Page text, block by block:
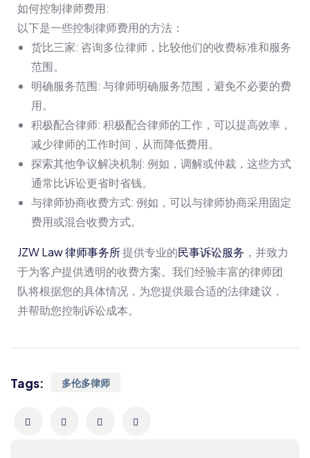
如何控制律师费用:
以下是一些控制律师费用的方法：
货比三家: 咨询多位律师，比较他们的收费标准和服务
范围。
明确服务范围: 与律师明确服务范围，避免不必要的费
用。
积极配合律师: 积极配合律师的工作，可以提高效率，
减少律师的工作时间，从而降低费用。
探索其他争议解决机制: 例如，调解或仲裁，这些方式
通常比诉讼更省时省钱。
与律师协商收费方式: 例如，可以与律师协商采用固定
费用或混合收费方式。
JZW Law 律师事务所提供专业的民事诉讼服务 ，并致力
于为客户提供透明的收费方案。我们经验丰富的律师团
队将根据您的具体情况，为您提供最合适的法律建议，
并帮助您控制诉讼成本。
Tags: 多伦多律师